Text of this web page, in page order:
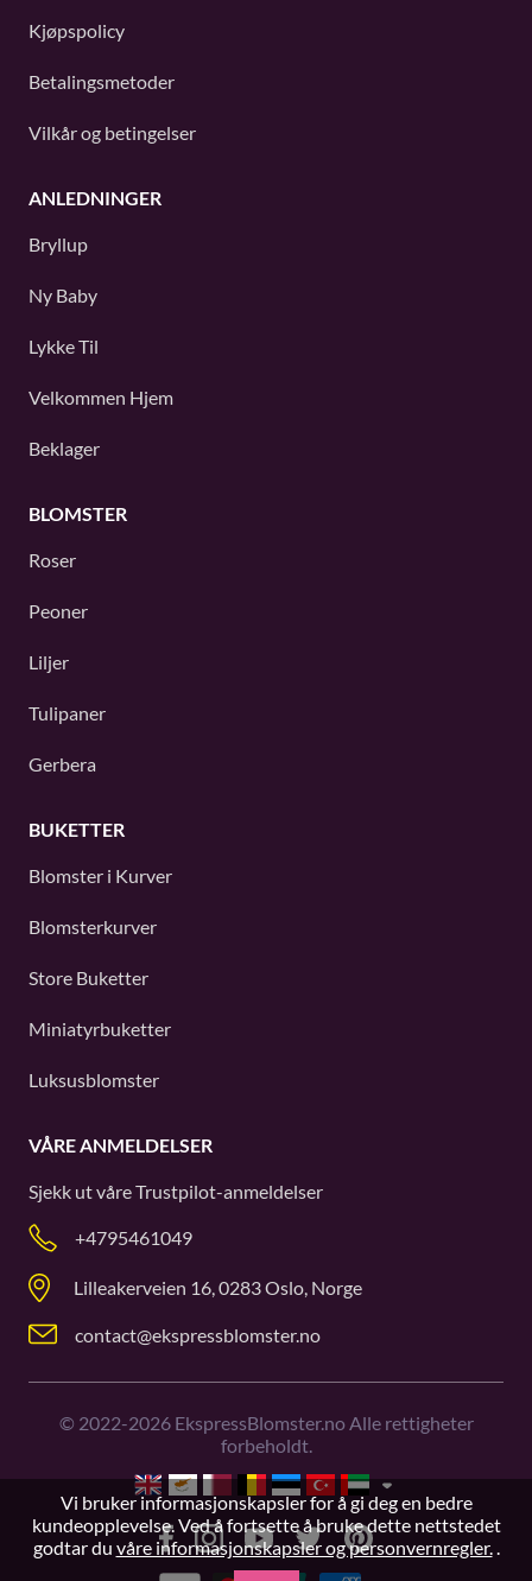
Kjøpspolicy
Betalingsmetoder
Vilkår og betingelser
ANLEDNINGER
Bryllup
Ny Baby
Lykke Til
Velkommen Hjem
Beklager
BLOMSTER
Roser
Peoner
Liljer
Tulipaner
Gerbera
BUKETTER
Blomster i Kurver
Blomsterkurver
Store Buketter
Miniatyrbuketter
Luksusblomster
VÅRE ANMELDELSER
Sjekk ut våreTrustpilot-anmeldelser
+4795461049
Lilleakerveien 16, 0283 Oslo, Norge
contact@ekspressblomster.no
© 2022-2026EkspressBlomster.no Alle rettigheter
forbeholdt.
Vi bruker informasjonskapsler for å gi deg en bedre
kundeopplevelse. Ved å fortsette å bruke dette nettstedet
godtar du våre informasjonskapsler og personvernregler..